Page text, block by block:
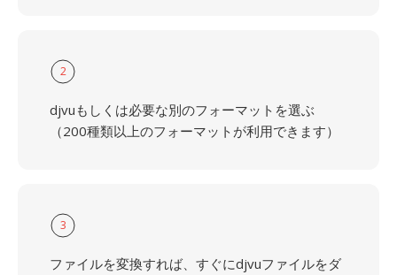
2
djvuもしくは必要な別のフォーマットを選ぶ
（200種類以上のフォーマットが利用できます）
3
ファイルを変換すれば、すぐにdjvuファイルをダ